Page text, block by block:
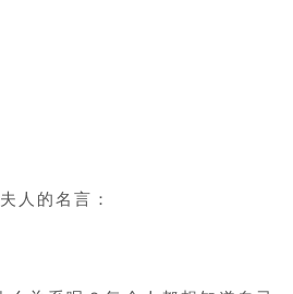
人的名言：